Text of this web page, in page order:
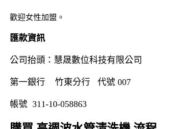
歡迎女性加盟。
匯款資訊
公司抬頭：慧晟數位科技有限公司
第一銀行 竹東分行 代號 007
帳號 311-10-058863